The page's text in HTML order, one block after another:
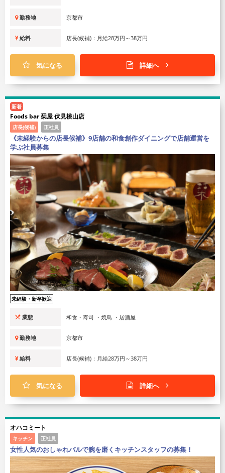
勤務地 京都市
給料 店長(候補)：月給28万円～38万円
気になる 詳細へ
新着
Foods bar 栞屋 伏見桃山店
店長(候補) 正社員
《未経験からの店長候補》9店舗の和食創作ダイニングで店舗運営を
学ぶ社員募集
未経験・新卒歓迎
業態 和食・寿司 ・焼鳥 ・居酒屋
勤務地 京都市
給料 店長(候補)：月給28万円～38万円
気になる 詳細へ
オハコミート
キッチン 正社員
女性人気のおしゃれバルで腕を磨くキッチンスタッフの募集！